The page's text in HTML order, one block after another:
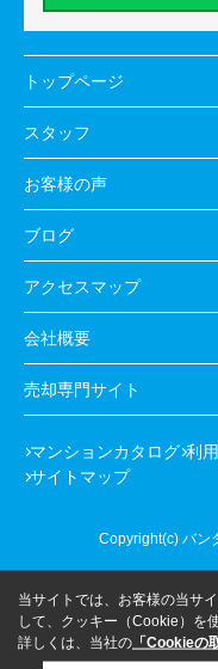
トップページ
スタッフ
お客様の声
ブログ
アクセスマップ
会社概要
売却専門サイト
マンションカタログ 利
サイトマップ
Copyright(c) バン
当サイトでは、お客様の当サ
して、クッキー（Cookie）を
詳しくは、当社の 「Cookieの